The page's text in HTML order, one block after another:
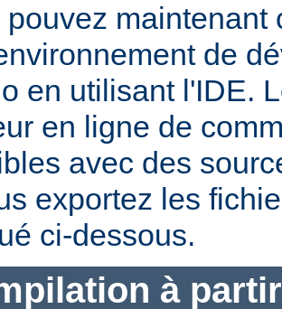
pouvez maintenant
de
en utilisant l'IDE.
en ligne de
avec des
exportez les
ci-dessous.
à